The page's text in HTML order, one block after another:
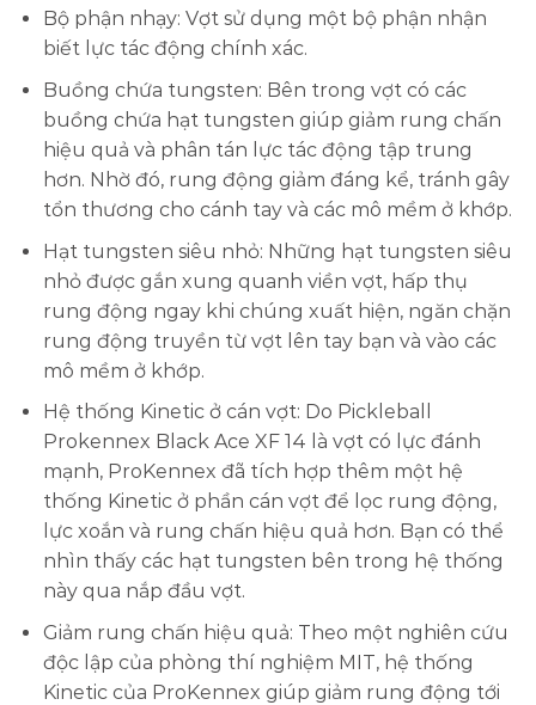
Bộ phận nhạy: Vợt sử dụng một bộ phận nhận
biết lực tác động chính xác.
Buồng chứa tungsten: Bên trong vợt có các
buồng chứa hạt tungsten giúp giảm rung chấn
hiệu quả và phân tán lực tác động tập trung
hơn. Nhờ đó, rung động giảm đáng kể, tránh gây
tổn thương cho cánh tay và các mô mềm ở khớp.
Hạt tungsten siêu nhỏ: Những hạt tungsten siêu
nhỏ được gắn xung quanh viền vợt, hấp thụ
rung động ngay khi chúng xuất hiện, ngăn chặn
rung động truyền từ vợt lên tay bạn và vào các
mô mềm ở khớp.
Hệ thống Kinetic ở cán vợt: Do Pickleball
Prokennex Black Ace XF 14 là vợt có lực đánh
mạnh, ProKennex đã tích hợp thêm một hệ
thống Kinetic ở phần cán vợt để lọc rung động,
lực xoắn và rung chấn hiệu quả hơn. Bạn có thể
nhìn thấy các hạt tungsten bên trong hệ thống
này qua nắp đầu vợt.
Giảm rung chấn hiệu quả: Theo một nghiên cứu
độc lập của phòng thí nghiệm MIT, hệ thống
Kinetic của ProKennex giúp giảm rung động tới